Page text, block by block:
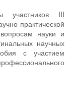
участников III
практической
науки и
научных
с участием